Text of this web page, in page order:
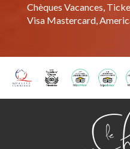
Chèques Vacances,
Visa Mastercard,